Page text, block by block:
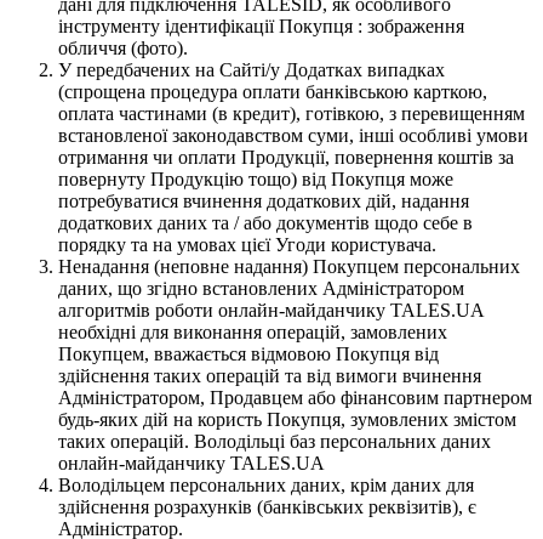
дані для підключення TALESID, як особливого
інструменту ідентифікації Покупця : зображення
обличчя (фото).
У передбачених на Сайті/у Додатках випадках
(спрощена процедура оплати банківською карткою,
оплата частинами (в кредит), готівкою, з перевищенням
встановленої законодавством суми, інші особливі умови
отримання чи оплати Продукції, повернення коштів за
повернуту Продукцію тощо) від Покупця може
потребуватися вчинення додаткових дій, надання
додаткових даних та / або документів щодо себе в
порядку та на умовах цієї Угоди користувача.
Ненадання (неповне надання) Покупцем персональних
даних, що згідно встановлених Адміністратором
алгоритмів роботи онлайн-майданчику TALES.UA
необхідні для виконання операцій, замовлених
Покупцем, вважається відмовою Покупця від
здійснення таких операцій та від вимоги вчинення
Адміністратором, Продавцем або фінансовим партнером
будь-яких дій на користь Покупця, зумовлених змістом
таких операцій. Володільці баз персональних даних
онлайн-майданчику TALES.UA
Володільцем персональних даних, крім даних для
здійснення розрахунків (банківських реквізитів), є
Адміністратор.